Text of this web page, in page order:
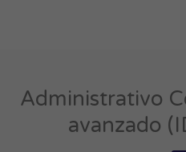
Administrativo
avanzado